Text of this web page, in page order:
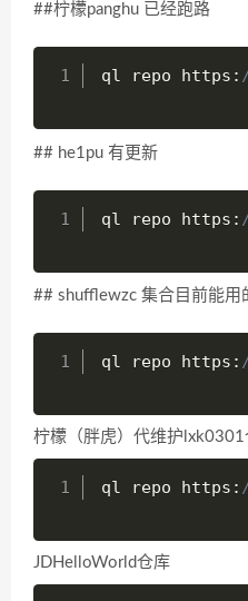
##柠檬panghu 已经跑路
ql repo https :
## he1pu 有更新
ql repo https :
## shufflewzc 集合目前能用
ql repo https :
柠檬（胖虎）代维护
ql repo https :
JDHelloWorld仓库